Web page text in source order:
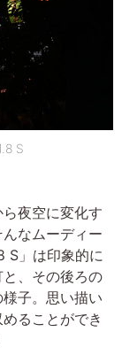
S
夜空に変化す
なムーディー
S」は印象的に
、その後ろの
子。思い描い
ることができ